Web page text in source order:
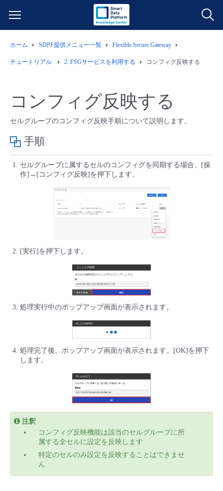
サービス一覧
クラウド/サーバー
IoT
モニタリング/監査
管理機能
すべてのメニューを見る
データ利活用
ネットワーク
サポート
すべてのメニューを見る
料金情報
データ利活用
クラウド/サーバー
IoT
モニタリング/監査
サポート
すべてのメニューを見る
ご利用開始ガイド
■ 管理機能
- 管理機能
- 新規お申し込み方法
- 初期設定・確認
- ユーザー機能の管理
- 登録情報の管理
■ 基本構築ガイド
- クラウド / サーバー
- Flexible InterConnect
ユースケース
- バックアップ
- データと分析
- マルチクラウド利用
- ITインフラストラクチャー
故障/メンテナンス履歴
メンテナンス予定
定期メンテナンス
販売パートナー向けプログラム
トレーニング/操作動画
脱炭素化
ホーム SDPF提供メニュー一覧 Flexible Secure Gateway
チュートリアル 2. FSGサービスを利用する コンフィグ反映する
コンフィグ反映する
セルグループのコンフィグ反映手順について説明します。
手順
セルグループに属するセルのコンフィグを同期する場合、[操
作]→[コンフィグ反映]を押下します。
[実行]を押下します。
処理実行中のポップアップ画面が表示されます。
処理完了後、ポップアップ画面が表示されます。[OK]を押下
します。
注釈
コンフィグ反映機能は該当のセルグループに所
属する全セルに設定を反映します
特定のセルのみ設定を反映することはできませ
ん